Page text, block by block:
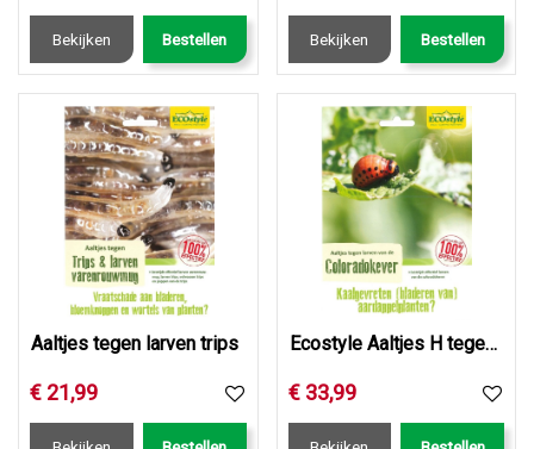
Bekijken Bestellen Bekijken Bestellen
Aaltjes tegen larven trips
€ 21,99
Ecostyle Aaltjes H tegen larven coloradokever 25 mln/50 m2
€ 33,99